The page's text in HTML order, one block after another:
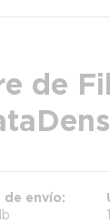
de
de envío
1